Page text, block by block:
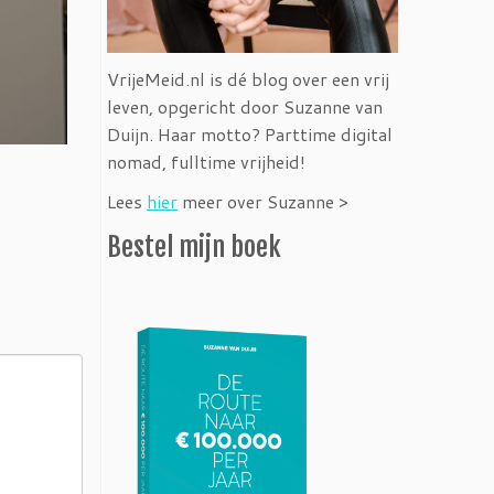
VrijeMeid.nl is dé blog over een vrij
leven, opgericht door Suzanne van
Duijn. Haar motto? Parttime digital
nomad, fulltime vrijheid!
Lees hier meer over Suzanne >
Bestel mijn boek